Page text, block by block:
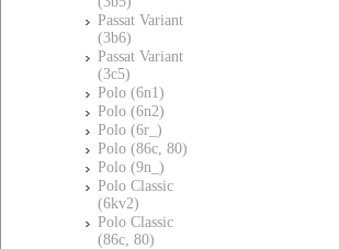
Passat Variant
(3b6)
Passat Variant
(3c5)
Polo (6n1)
Polo (6n2)
Polo (6r_)
Polo (86c, 80)
Polo (9n_)
Polo Classic
(6kv2)
Polo Classic
(86c, 80)